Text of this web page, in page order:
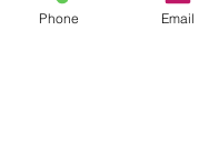
Bleu complète les
Phone Email